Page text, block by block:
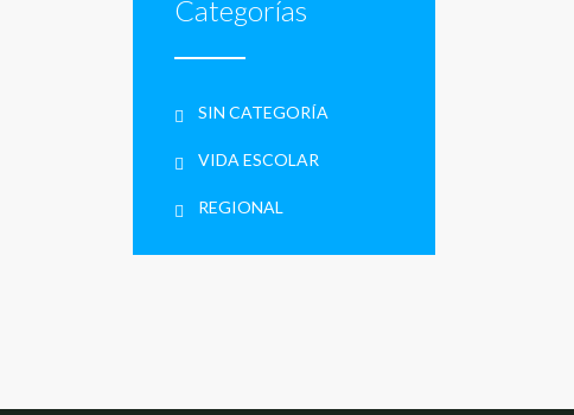
Categorías
SIN CATEGORÍA
VIDA ESCOLAR
REGIONAL